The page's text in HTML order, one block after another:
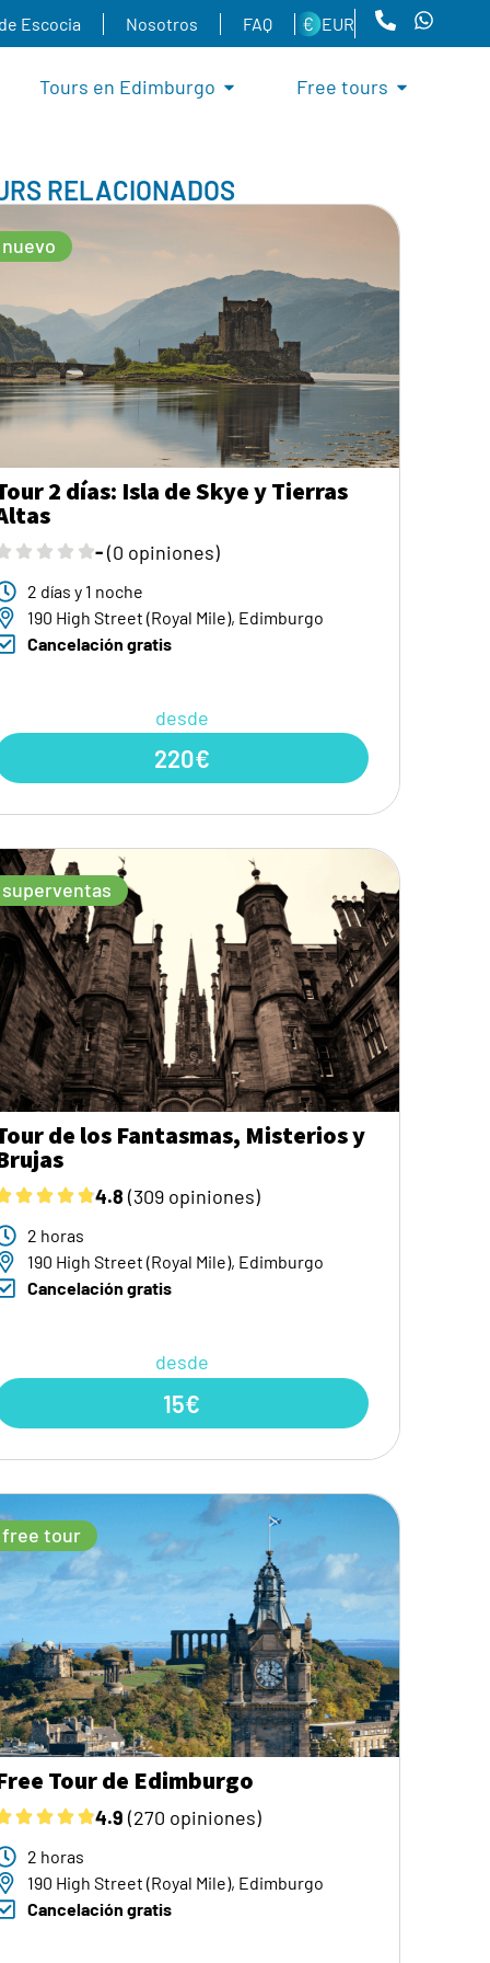
Escocia Nosotros FAQ EUR
Tours en Edimburgo Free tours
RELACIONADOS
nuevo
2 días: Isla de Skye y Tierras
-(0 opiniones)
2 días y 1 noche
190 High Street (Royal Mile), Edimburgo
Cancelación gratis
desde
220€
superventas
de los Fantasmas, Misterios y
4.8 (309 opiniones)
2 horas
190 High Street (Royal Mile), Edimburgo
Cancelación gratis
desde
15€
free tour
Tour de Edimburgo
4.9 (270 opiniones)
2 horas
190 High Street (Royal Mile), Edimburgo
Cancelación gratis